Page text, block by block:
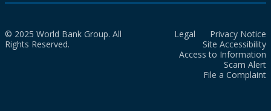
© 2025 World Bank Group. All
Rights Reserved.
Legal
Privacy Notice
Site Accessibility
Access to Information
Scam Alert
File a Complaint